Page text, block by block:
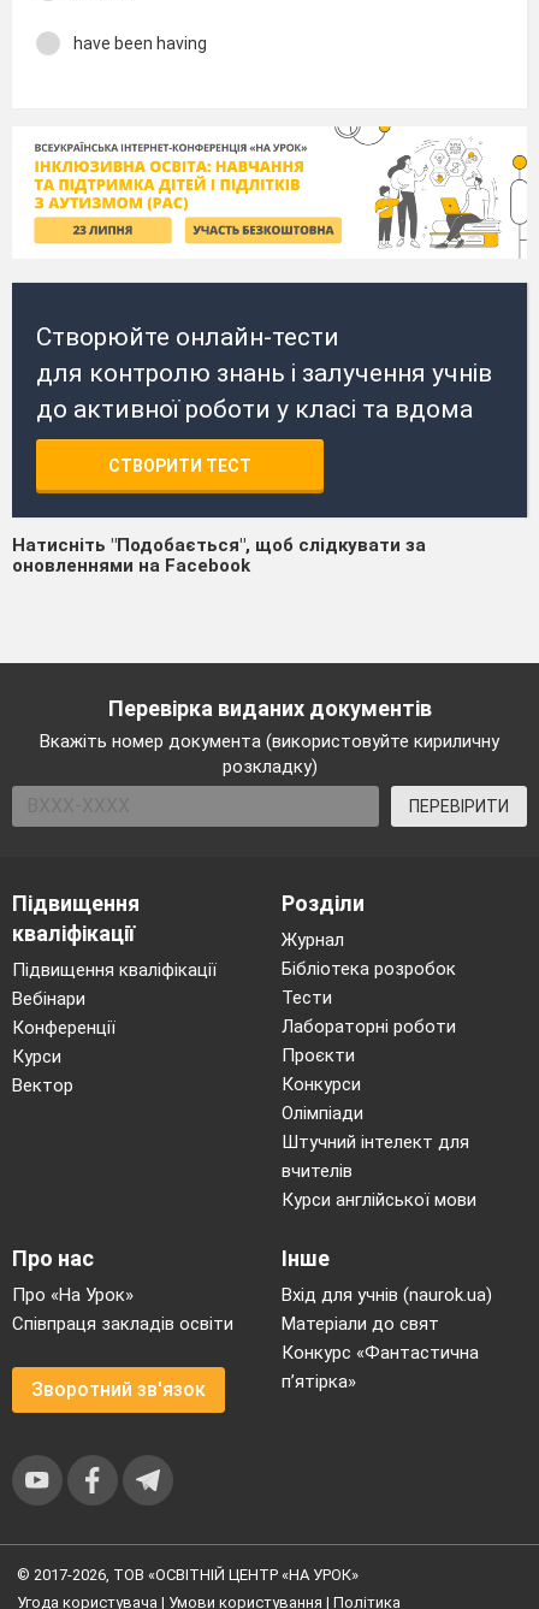
have been having
Створюйте онлайн-тести
для контролю знань і залучення учнів
до активної роботи у класі та вдома
СТВОРИТИ ТЕСТ
Натисніть "Подобається", щоб слідкувати за
оновленнями на Facebook
Перевірка виданих документів
Вкажіть номер документа (використовуйте кириличну
розкладку)
ПЕРЕВІРИТИ
Підвищення
кваліфікації
Підвищення кваліфікації
Вебінари
Конференції
Курси
Вектор
Розділи
Журнал
Бібліотека розробок
Тести
Лабораторні роботи
Проєкти
Конкурси
Олімпіади
Штучний інтелект для
вчителів
Курси англійської мови
Про нас
Про «На Урок»
Співпраця закладів освіти
Зворотний зв'язок
Інше
Вхід для учнів (naurok.ua)
Матеріали до свят
Конкурс «Фантастична
п’ятірка»
© 2017-2026, ТОВ «ОСВІТНІЙ ЦЕНТР «НА УРОК»
Угода користувача | Умови користування | Політика